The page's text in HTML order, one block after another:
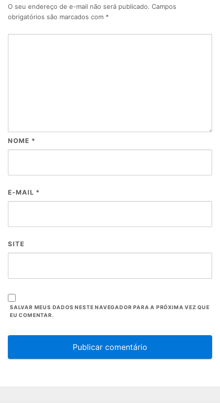
O seu endereço de e-mail não será publicado. Campos
obrigatórios são marcados com *
NOME *
E-MAIL *
SITE
SALVAR MEUS DADOS NESTE NAVEGADOR PARA A PRÓXIMA VEZ QUE
EU COMENTAR.